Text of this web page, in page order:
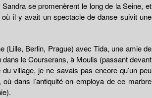
se promenèrent le long de la Seine, et
il y avait un spectacle de danse suivit une
(Lille, Berlin, Prague) avec Tida, une amie de
le Courserans, à Moulis (passant devant
village, je ne savais pas encore qu’un peu
dans l’antiquité on employa de ce marbre